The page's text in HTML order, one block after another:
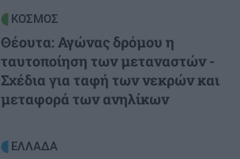
ΚΟΣΜΟΣ
Θέουτα: Αγώνας δρόμου η
ταυτοποίηση των μεταναστών -
Σχέδια για ταφή των νεκρών και
μεταφορά των ανηλίκων
ΕΛΛΑΔΑ